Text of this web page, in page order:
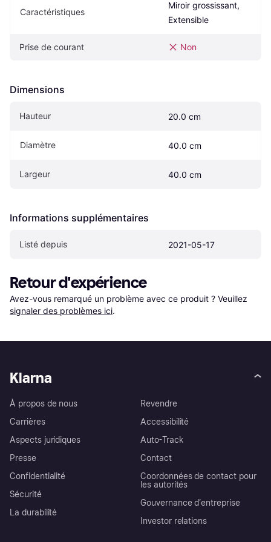
Caractéristiques
Miroir grossissant,
Extensible
Prise de courant Non
Dimensions
Hauteur 20.0 cm
Diamètre 40.0 cm
Largeur 40.0 cm
Informations supplémentaires
Listé depuis 2021-05-17
Retour d'expérience
Avez-vous remarqué un problème avec ce produit ? Veuillez
signaler des problèmes ici.
Klarna
À propos de nous
Carrières
Aspects juridiques
Presse
Confidentialité
Sécurité
La durabilité
Revendre
Accessibilité
Auto-Track
Contact
Coordonnées de contact pour
les autorités
Gouvernance d’entreprise
Investor relations